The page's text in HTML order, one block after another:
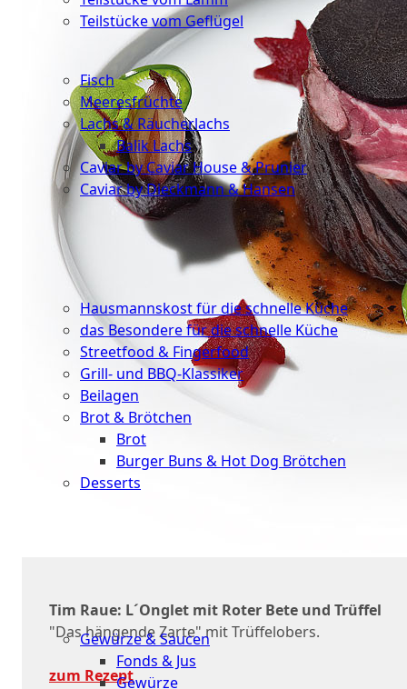
Teilstücke vom Geflügel
Fisch
Meeresfrüchte
Lachs & Räucherlachs
Balik Lachs
Caviar by Caviar House & Prunier
Caviar by Dieckmann & Hansen
Probierpakete
Schnelle
Küche
Hausmannskost für die schnelle Küche
das Besondere für die schnelle Küche
Streetfood & Fingerfood
Grill- und BBQ-Klassiker
Beilagen
Brot & Brötchen
Brot
Burger Buns & Hot Dog Brötchen
Desserts
dazu
Gewürze & Saucen
Fonds & Jus
Gewürze
Tim Raue: L´Onglet mit Roter Bete und Trüffel
"Das hängende Zarte" mit Trüffelobers.
zum Rezept